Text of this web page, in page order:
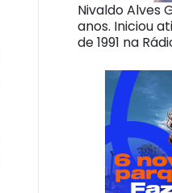
Nivaldo Alves
anos. Iniciou
de 1991 na